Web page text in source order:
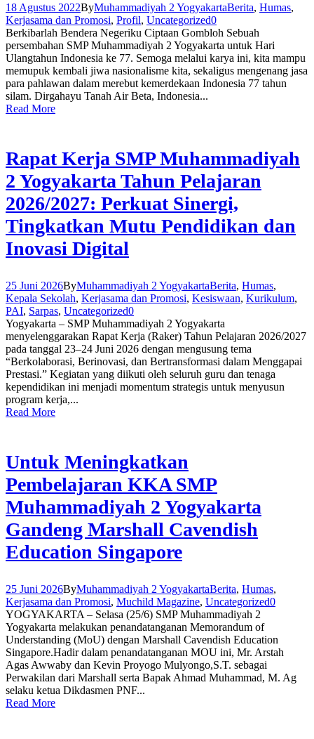
18 Agustus 2022ByMuhammadiyah 2 YogyakartaBerita, Humas,
Kerjasama dan Promosi, Profil, Uncategorized0
Berkibarlah Bendera Negeriku Ciptaan Gombloh Sebuah
persembahan SMP Muhammadiyah 2 Yogyakarta untuk Hari
Ulangtahun Indonesia ke 77. Semoga melalui karya ini, kita mampu
memupuk kembali jiwa nasionalisme kita, sekaligus mengenang jasa
para pahlawan dalam merebut kemerdekaan Indonesia 77 tahun
silam. Dirgahayu Tanah Air Beta, Indonesia...
Read More
Rapat Kerja SMP Muhammadiyah
2 Yogyakarta Tahun Pelajaran
2026/2027: Perkuat Sinergi,
Tingkatkan Mutu Pendidikan dan
Inovasi Digital
25 Juni 2026ByMuhammadiyah 2 YogyakartaBerita, Humas,
Kepala Sekolah, Kerjasama dan Promosi, Kesiswaan, Kurikulum,
PAI, Sarpas, Uncategorized0
Yogyakarta – SMP Muhammadiyah 2 Yogyakarta
menyelenggarakan Rapat Kerja (Raker) Tahun Pelajaran 2026/2027
pada tanggal 23–24 Juni 2026 dengan mengusung tema
“Berkolaborasi, Berinovasi, dan Bertransformasi dalam Menggapai
Prestasi.” Kegiatan yang diikuti oleh seluruh guru dan tenaga
kependidikan ini menjadi momentum strategis untuk menyusun
program kerja,...
Read More
Untuk Meningkatkan
Pembelajaran KKA SMP
Muhammadiyah 2 Yogyakarta
Gandeng Marshall Cavendish
Education Singapore
25 Juni 2026ByMuhammadiyah 2 YogyakartaBerita, Humas,
Kerjasama dan Promosi, Muchild Magazine, Uncategorized0
YOGYAKARTA – Selasa (25/6) SMP Muhammadiyah 2
Yogyakarta melakukan penandatanganan Memorandum of
Understanding (MoU) dengan Marshall Cavendish Education
Singapore.Hadir dalam penandatanganan MOU ini, Mr. Arstah
Agas Awwaby dan Kevin Proyogo Mulyongo,S.T. sebagai
Perwakilan dari Marshall serta Bapak Ahmad Muhammad, M. Ag
selaku ketua Dikdasmen PNF...
Read More